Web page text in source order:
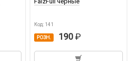
Код: 141
РОЗН. 190